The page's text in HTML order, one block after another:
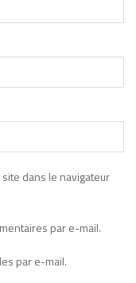
dans le navigateur
par e-mail.
par e-mail.